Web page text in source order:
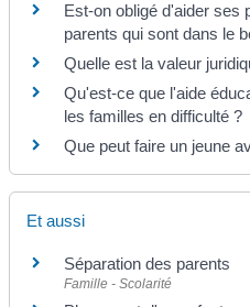
Est-on obligé d'aider ses
parents qui sont dans le
Quelle est la valeur
Qu'est-ce que l'aide
les familles en difficulté ?
Que peut faire un jeune
Et aussi
Séparation des parents
Famille - Scolarité